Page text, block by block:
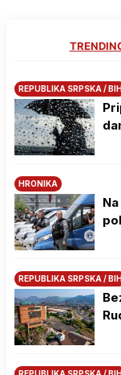
REPUBLIKA SRPSKA / BIH
HRONIKA
REPUBLIKA SRPSKA / BIH